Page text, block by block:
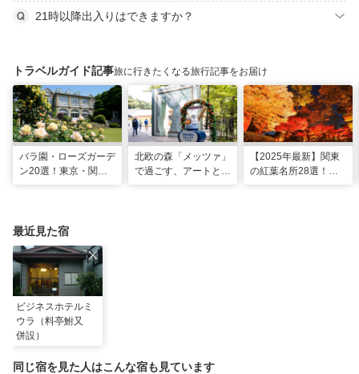
21時以降出入りはできますか？
トラベルガイド記事旅に行きたくなる旅行記事をお届け
バラ園・ローズガーデ
ン20選！東京・関東
北欧の森「メッツァ」
で過ごす、アートとム
【2025年最新】関東
の紅葉名所28選！
最近見た宿
ビジネスホテルミ
ウラ（料亭鮒又
併設）
同じ宿を見た人はこんな宿も見ています